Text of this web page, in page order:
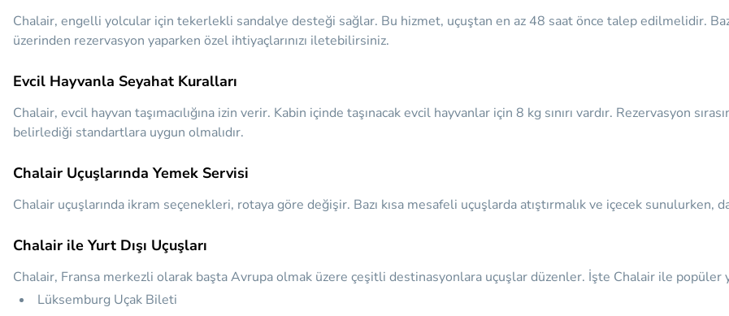
Chalair, engelli yolcular için tekerlekli sandalye desteği sağlar. Bu hizmet, uçuştan en az 48 saat önce talep edilmelidir.
üzerinden rezervasyon yaparken özel ihtiyaçlarınızı iletebilirsiniz.
Evcil Hayvanla Seyahat Kuralları
Chalair, evcil hayvan taşımacılığına izin verir. Kabin içinde taşınacak evcil hayvanlar için 8 kg sınırı vardır. Rezervasyon
belirlediği standartlara uygun olmalıdır.
Chalair Uçuşlarında Yemek Servisi
Chalair uçuşlarında ikram seçenekleri, rotaya göre değişir. Bazı kısa mesafeli uçuşlarda atıştırmalık ve içecek
Chalair ile Yurt Dışı Uçuşları
Chalair, Fransa merkezli olarak başta Avrupa olmak üzere çeşitli destinasyonlara uçuşlar düzenler. İşte Chalair ile popüler
Lüksemburg Uçak Bileti